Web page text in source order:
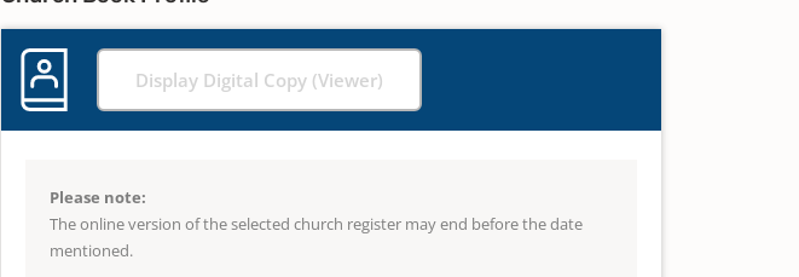
Display Digital Copy (Viewer)
Please note:
The online version of the selected church register may end before the date
mentioned.